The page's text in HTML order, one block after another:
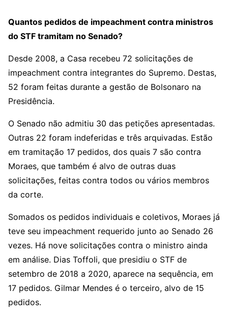
Quantos pedidos de impeachment contra ministros
do STF tramitam no Senado?
Desde 2008, a Casa recebeu 72 solicitações de
impeachment contra integrantes do Supremo. Destas,
52 foram feitas durante a gestão de Bolsonaro na
Presidência.
O Senado não admitiu 30 das petições apresentadas.
Outras 22 foram indeferidas e três arquivadas. Estão
em tramitação 17 pedidos, dos quais 7 são contra
Moraes, que também é alvo de outras duas
solicitações, feitas contra todos ou vários membros
da corte.
Somados os pedidos individuais e coletivos, Moraes já
teve seu impeachment requerido junto ao Senado 26
vezes. Há nove solicitações contra o ministro ainda
em análise. Dias Toffoli, que presidiu o STF de
setembro de 2018 a 2020, aparece na sequência, em
17 pedidos. Gilmar Mendes é o terceiro, alvo de 15
pedidos.